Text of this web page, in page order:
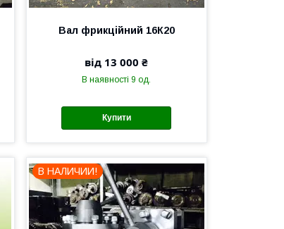
Вал фрикційний 16К20
від 13 000 ₴
В наявності 9 од.
Купити
В НАЛИЧИИ!